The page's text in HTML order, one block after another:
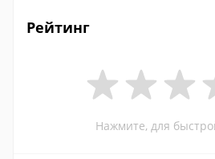
Рейтинг
Нажмите, для